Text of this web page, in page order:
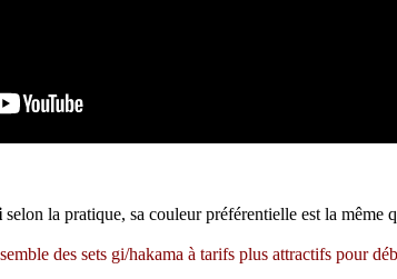
selon la pratique, sa couleur préférentielle est la
des sets gi/hakama à tarifs plus attractifs pour